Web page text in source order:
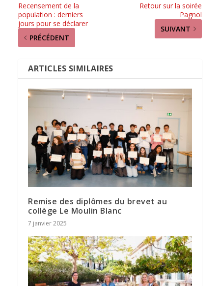
Recensement de la
population : derniers
jours pour se déclarer
PRÉCÉDENT
Retour sur la soirée
Pagnol
SUIVANT
ARTICLES SIMILAIRES
Remise des diplômes du brevet au
collège Le Moulin Blanc
7 janvier 2025